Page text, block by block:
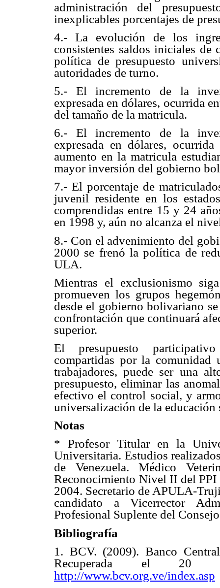
administración del
inexplicables porcentajes de
4.- La evolución de los
consistentes saldos iniciales de
política de presupuesto
autoridades de turno.
5.- El incremento de la
expresada en dólares, ocurrida
del tamaño de la matricula.
6.- El incremento de la
expresada en dólares,
aumento en la matricula
mayor inversión del gobierno
7.- El porcentaje de
juvenil residente en los
comprendidas entre 15 y 24
en 1998 y, aún no alcanza el
8.- Con el advenimiento del
2000 se frenó la política de
ULA.
Mientras el exclusionismo
promueven los grupos
desde el gobierno bolivariano
confrontación que continuará
superior.
El presupuesto
compartidas por la comunidad
trabajadores, puede ser una
presupuesto, eliminar las
efectivo el control social, y
universalización de la
Notas
* Profesor Titular en la
Universitaria. Estudios
de Venezuela. Médico
Reconocimiento Nivel II del
2004. Secretario de APULA-
candidato a Vicerrector
Profesional Suplente del
Bibliografía
1. BCV. (2009). Banco
Recuperada el
http://www.bcv.org.ve/index.asp